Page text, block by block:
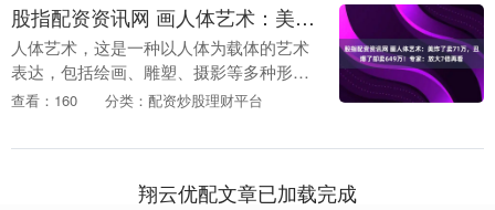
股指配资资讯网 画人体艺术：美炸了卖71万，丑爆了却卖649万！专家：放大7倍再看
人体艺术，这是一种以人体为载体的艺术
表达，包括绘画、雕塑、摄影等多种形
式。很多人对这种艺术存在固有偏见，总
性感展示，其实这是....
查看：160 分类：配资炒股理财平台
翔云优配文章已加载完成